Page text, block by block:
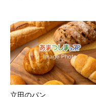
立田のパン